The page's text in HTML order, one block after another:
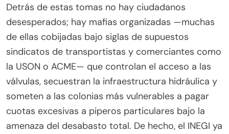
Detrás de estas tomas no hay ciudadanos
desesperados; hay mafias organizadas —muchas
de ellas cobijadas bajo siglas de supuestos
sindicatos de transportistas y comerciantes como
la USON o ACME— que controlan el acceso a las
válvulas, secuestran la infraestructura hidráulica y
someten a las colonias más vulnerables a pagar
cuotas excesivas a piperos particulares bajo la
amenaza del desabasto total. De hecho, el INEGI ya